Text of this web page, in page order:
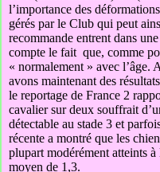
l’importance des
gérés par le Club qui peut
recommande entrent dans
compte le fait que, comme
« normalement » avec l’âge.
avons maintenant des
le reportage de France 2
cavalier sur deux souffrait
détectable au stade 3 et
récente a montré que les
plupart modérément atteints
moyen de 1,3.